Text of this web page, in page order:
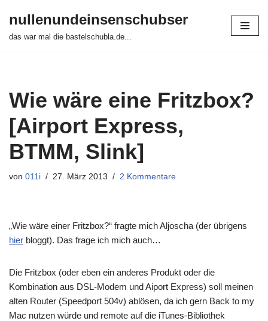
Zum
nullenundeinsenschubser
das war mal die bastelschubla.de...
Wie wäre eine Fritzbox?
[Airport Express,
BTMM, Slink]
von 011i 27. März 2013 2 Kommentare
„Wie wäre einer Fritzbox?“ fragte mich Aljoscha (der übrigens
hier bloggt). Das frage ich mich auch…
Die Fritzbox (oder eben ein anderes Produkt oder die
Kombination aus DSL-Modem und Aiport Express) soll meinen
alten Router (Speedport 504v) ablösen, da ich gern Back to my
Mac nutzen würde und remote auf die iTunes-Bibliothek